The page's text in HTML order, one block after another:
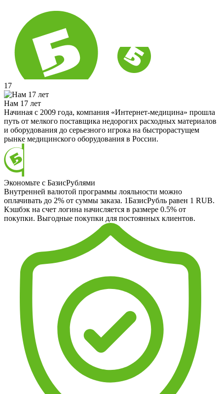
17
Нам 17 лет
Начиная с 2009 года, компания «Интернет-медицина» прошла
путь от мелкого поставщика недорогих расходных материалов
и оборудования до серьезного игрока на быстрорастущем
рынке медицинского оборудования в России.
Экономьте с БазисРублями
Внутренней валютой программы лояльности можно
оплачивать до 2% от суммы заказа. 1БазисРубль равен 1 RUB.
Кэшбэк на счет логина начисляется в размере 0.5% от
покупки. Выгодные покупки для постоянных клиентов.